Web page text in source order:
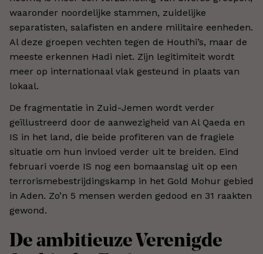
waaronder noordelijke stammen, zuidelijke
separatisten, salafisten en andere militaire eenheden.
Al deze groepen vechten tegen de Houthi’s, maar de
meeste erkennen Hadi niet. Zijn legitimiteit wordt
meer op internationaal vlak gesteund in plaats van
lokaal.
De fragmentatie in Zuid-Jemen wordt verder
geïllustreerd door de aanwezigheid van Al Qaeda en
IS in het land, die beide profiteren van de fragiele
situatie om hun invloed verder uit te breiden. Eind
februari voerde IS nog een bomaanslag uit op een
terrorismebestrijdingskamp in het Gold Mohur gebied
in Aden. Zo’n 5 mensen werden gedood en 31 raakten
gewond.
De ambitieuze Verenigde